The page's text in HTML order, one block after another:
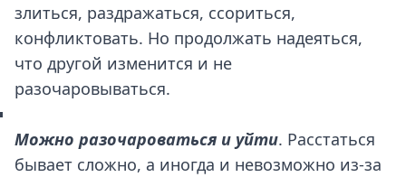
злиться, раздражаться, ссориться,
конфликтовать. Но продолжать надеяться,
что другой изменится и не
разочаровываться.
Можно разочароваться и уйти. Расстаться
бывает сложно, а иногда и невозможно из-за